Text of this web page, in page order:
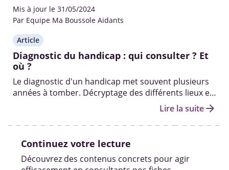
Mis à jour le 31/05/2024
Par Equipe Ma Boussole Aidants
Article
Diagnostic du handicap : qui consulter ? Et
où ?
Le diagnostic d'un handicap met souvent plusieurs
années à tomber. Décryptage des différents lieux et
professionnels pour diagnostiquer un handicap.
Lire la suitearrow_forward
Continuez votre lecture
Découvrez des contenus concrets pour agir